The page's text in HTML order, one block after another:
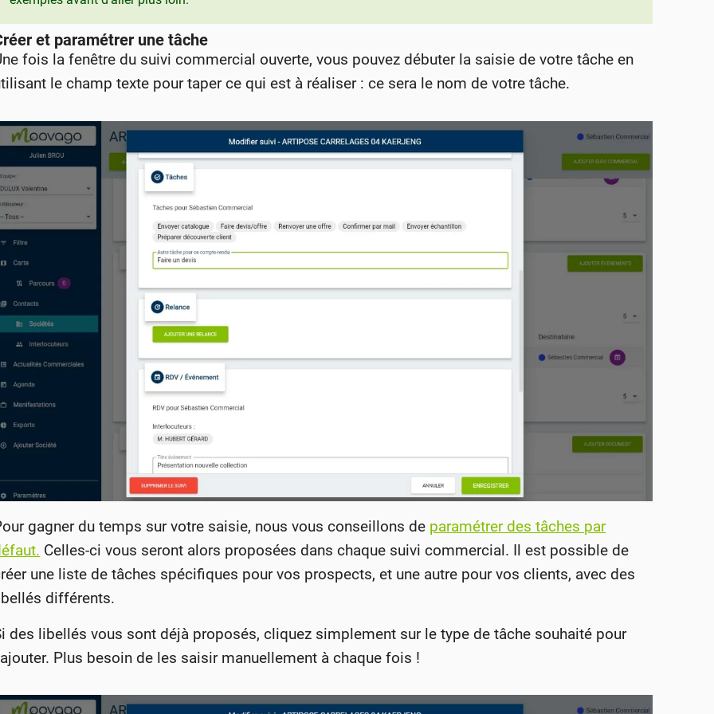
et paramétrer une tâche
fois la fenêtre du suivi commercial ouverte, vous pouvez débuter la saisie de votre tâche en
le champ texte pour taper ce qui est à réaliser : ce sera le nom de votre tâche.
gagner du temps sur votre saisie, nous vous conseillons de paramétrer des tâches par
Celles-ci vous seront alors proposées dans chaque suivi commercial. Il est possible de
une liste de tâches spécifiques pour vos prospects, et une autre pour vos clients, avec des
différents.
des libellés vous sont déjà proposés, cliquez simplement sur le type de tâche souhaité pour
Plus besoin de les saisir manuellement à chaque fois !